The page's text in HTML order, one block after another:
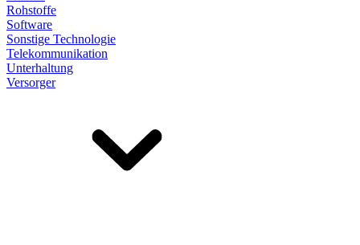
Rohstoffe
Software
Sonstige Technologie
Telekommunikation
Unterhaltung
Versorger